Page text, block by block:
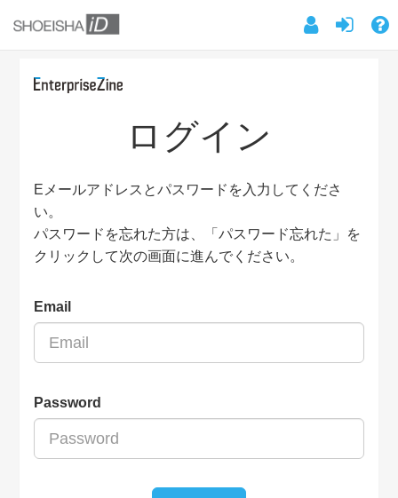
ログイン
Eメールアドレスとパスワードを入力してくださ
い。
パスワードを忘れた方は、「パスワード忘れた」を
クリックして次の画面に進んでください。
Email
Password